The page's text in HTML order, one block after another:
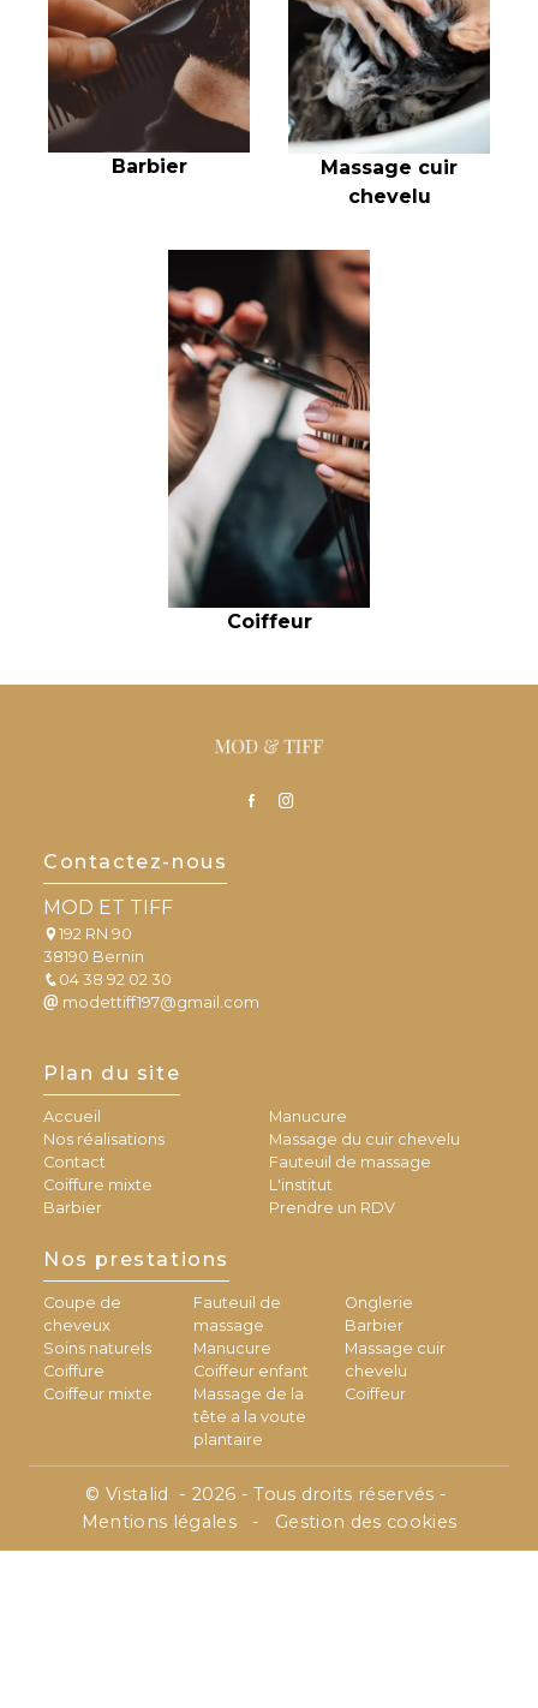
Barbier
Massage cuir
chevelu
Coiffeur
Contactez-nous
MOD ET TIFF
192 RN 90
38190 Bernin
04 38 92 02 30
modettiff197@gmail.com
Plan du site
Accueil
Nos réalisations
Contact
Coiffure mixte
Barbier
Manucure
Massage du cuir chevelu
Fauteuil de massage
L'institut
Prendre un RDV
Nos prestations
Coupe de
cheveux
Soins naturels
Coiffure
Coiffeur mixte
Fauteuil de
massage
Manucure
Coiffeur enfant
Massage de la
tête a la voute
plantaire
Onglerie
Barbier
Massage cuir
chevelu
Coiffeur
©Vistalid
- 2026 - Tous droits réservés -
Mentions légales
- Gestion des cookies